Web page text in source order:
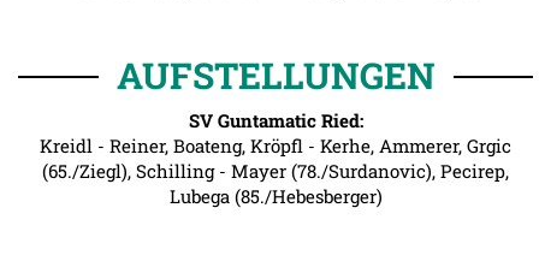
AUFSTELLUNGEN
SV Guntamatic Ried:
Kreidl - Reiner, Boateng, Kröpfl - Kerhe, Ammerer, Grgic
(65./Ziegl), Schilling - Mayer (78./Surdanovic), Pecirep,
Lubega (85./Hebesberger)